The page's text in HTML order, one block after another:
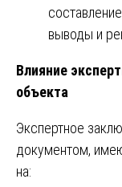
выводы и
Влияние
объекта
Экспертное
документом,
на: